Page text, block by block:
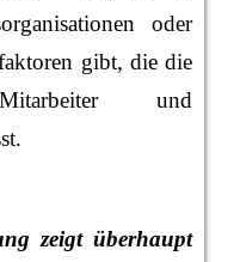
oder
gibt, die die
und
zeigt überhaupt